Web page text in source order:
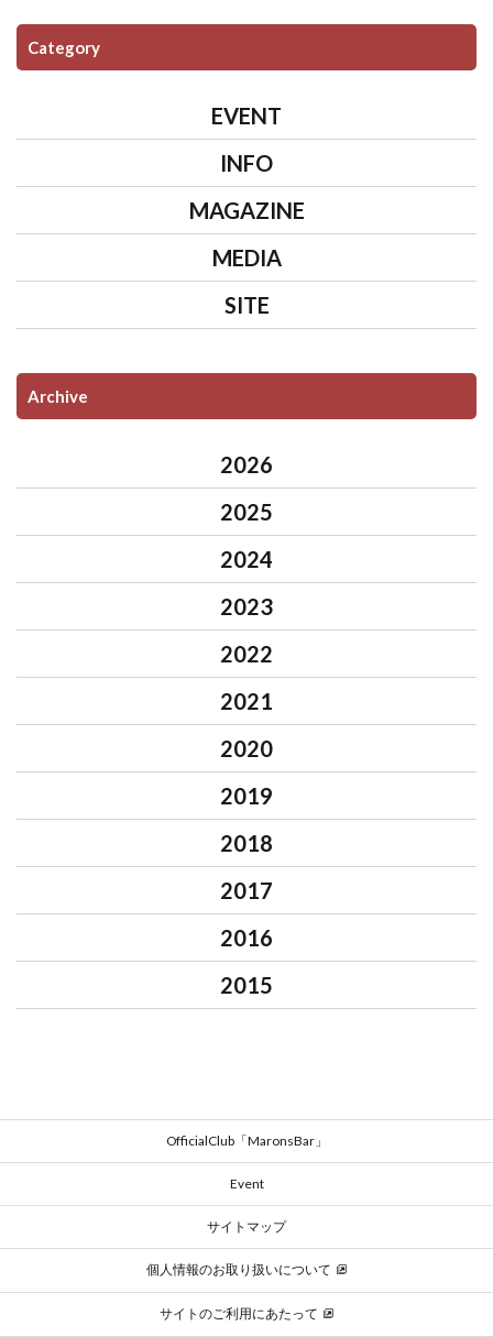
Category
EVENT
INFO
MAGAZINE
MEDIA
SITE
Archive
2026
2025
2024
2023
2022
2021
2020
2019
2018
2017
2016
2015
OfficialClub「MaronsBar」
Event
サイトマップ
個人情報のお取り扱いについて
サイトのご利用にあたって